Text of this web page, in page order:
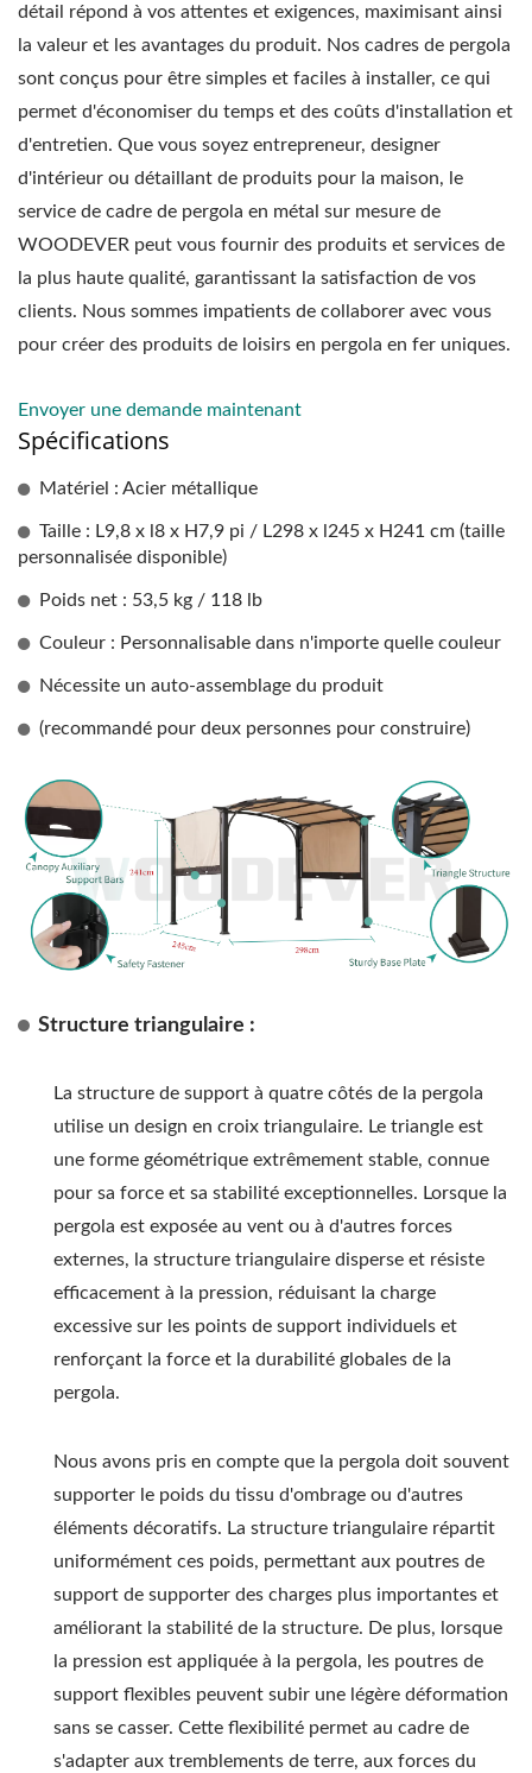
détail répond à vos attentes et exigences, maximisant ainsi
la valeur et les avantages du produit. Nos cadres de pergola
sont conçus pour être simples et faciles à installer, ce qui
permet d'économiser du temps et des coûts d'installation et
d'entretien. Que vous soyez entrepreneur, designer
d'intérieur ou détaillant de produits pour la maison, le
service de cadre de pergola en métal sur mesure de
WOODEVER peut vous fournir des produits et services de
la plus haute qualité, garantissant la satisfaction de vos
clients. Nous sommes impatients de collaborer avec vous
pour créer des produits de loisirs en pergola en fer uniques.
Envoyer une demande maintenant
Spécifications
Matériel : Acier métallique
Taille : L9,8 x l8 x H7,9 pi / L298 x l245 x H241 cm (taille
personnalisée disponible)
Poids net : 53,5 kg / 118 lb
Couleur : Personnalisable dans n'importe quelle couleur
Nécessite un auto-assemblage du produit
(recommandé pour deux personnes pour construire)
Structure triangulaire :
La structure de support à quatre côtés de la pergola
utilise un design en croix triangulaire. Le triangle est
une forme géométrique extrêmement stable, connue
pour sa force et sa stabilité exceptionnelles. Lorsque la
pergola est exposée au vent ou à d'autres forces
externes, la structure triangulaire disperse et résiste
efficacement à la pression, réduisant la charge
excessive sur les points de support individuels et
renforçant la force et la durabilité globales de la
pergola.
Nous avons pris en compte que la pergola doit souvent
supporter le poids du tissu d'ombrage ou d'autres
éléments décoratifs. La structure triangulaire répartit
uniformément ces poids, permettant aux poutres de
support de supporter des charges plus importantes et
améliorant la stabilité de la structure. De plus, lorsque
la pression est appliquée à la pergola, les poutres de
support flexibles peuvent subir une légère déformation
sans se casser. Cette flexibilité permet au cadre de
s'adapter aux tremblements de terre, aux forces du